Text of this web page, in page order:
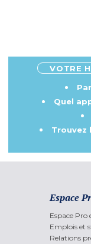
VOTRE
Quel
Trouvez
Espace
Espace Pro
Emplois et
Relations